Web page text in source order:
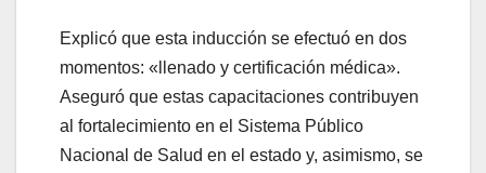
Explicó que esta inducción se efectuó en dos
momentos: «llenado y certificación médica».
Aseguró que estas capacitaciones contribuyen
al fortalecimiento en el Sistema Público
Nacional de Salud en el estado y, asimismo, se